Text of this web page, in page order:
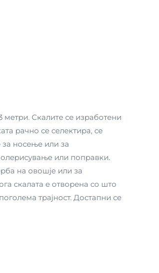
метри. Скалите се изработени
рачно се селектира, се
носење или за
или поправки.
на овошје или за
скалата е отворена со што
трајност. Достапни се